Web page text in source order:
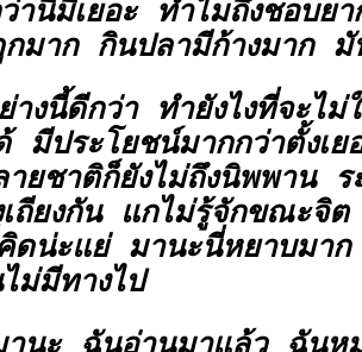
ว่านี้มีเยอะ ทำไมถึงชอบย
กมาก กินปลามีก้างมาก มั
างนี้ดีกว่า ทำยังไงที่จะไ
มีประโยชน์มากกว่าตั้งเย
ายชาติก็ยังไม่ถึงนิพพาน ร
เถียงกัน แกไม่รู้จักขณะจิต
ดน่ะแย่ มานะนี่หยาบมาก
ไม่มีทางไป